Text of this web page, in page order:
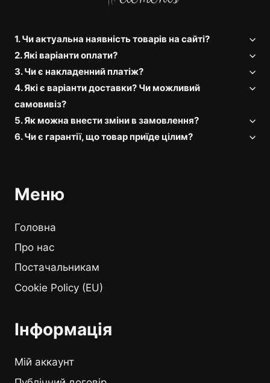
1. Чи актуальна наявність товарів на сайті?
2. Які варіанти оплати?
3. Чи є накладенний платіж?
4. Які є варіанти доставки? Чи можливий
самовивіз?
5. Як можна внести зміни в замовлення?
6. Чи є гарантії, що товар приїде цілим?
Меню
Головна
Про нас
Постачальникам
Cookie Policy (EU)
Інформація
Мій аккаунт